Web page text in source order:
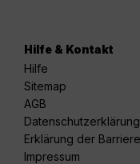
Hilfe & Kontakt
Hilfe
Sitemap
AGB
Datenschutzerklärung
Erklärung der
Impressum